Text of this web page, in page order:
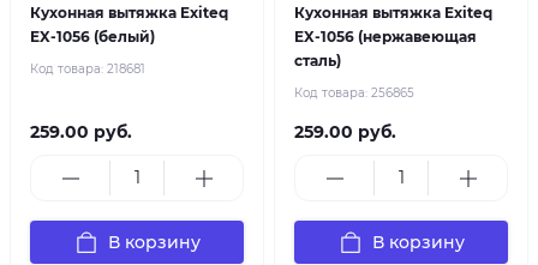
Кухонная вытяжка Exiteq
EX-1056 (белый)
Код товара: 218681
259.00 руб.
В корзину
Кухонная вытяжка Exiteq
EX-1056 (нержавеющая
сталь)
Код товара: 256865
259.00 руб.
В корзину